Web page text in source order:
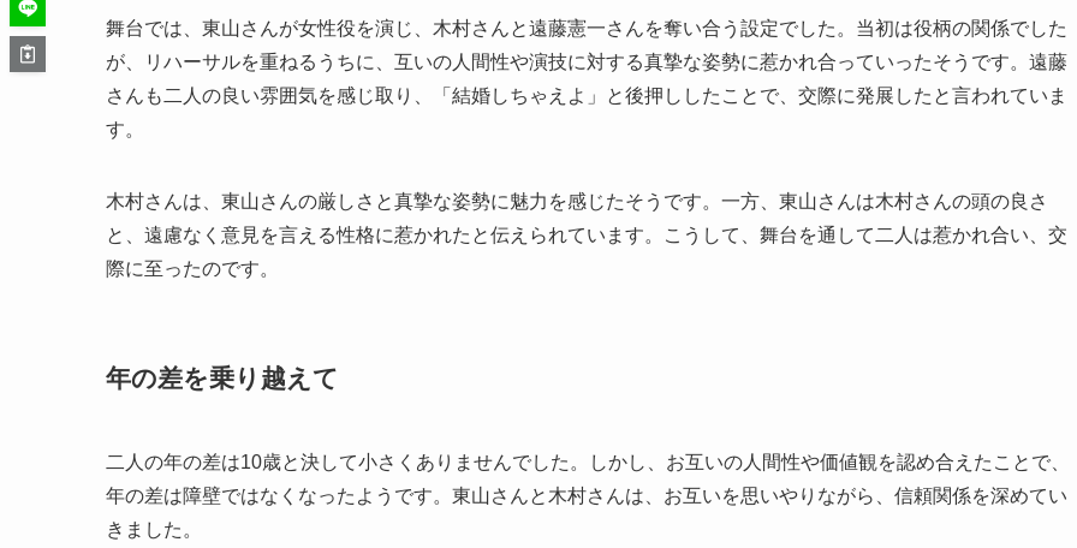
舞台では、東山さんが女性役を演じ、木村さんと遠藤憲一さんを奪い合う設定でした。当初は役柄の関係でした
が、リハーサルを重ねるうちに、互いの人間性や演技に対する真摯な姿勢に惹かれ合っていったそうです。遠藤
さんも二人の良い雰囲気を感じ取り、「結婚しちゃえよ」と後押ししたことで、交際に発展したと言われていま
す。
木村さんは、東山さんの厳しさと真摯な姿勢に魅力を感じたそうです。一方、東山さんは木村さんの頭の良さ
と、遠慮なく意見を言える性格に惹かれたと伝えられています。こうして、舞台を通して二人は惹かれ合い、交
際に至ったのです。
年の差を乗り越えて
二人の年の差は10歳と決して小さくありませんでした。しかし、お互いの人間性や価値観を認め合えたことで、
年の差は障壁ではなくなったようです。東山さんと木村さんは、お互いを思いやりながら、信頼関係を深めてい
きました。